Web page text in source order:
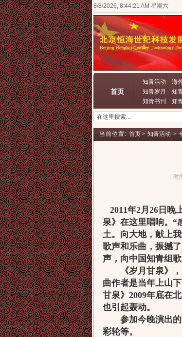
8/8/2026, 8:44:22 AM 星期六
首页
知青活动 海
知青岁月
知
知青书刊
知
当前位置: 首页> 知青活动 >
时
2011年2月26日晚
泉》在这里唱响。“
土。向大地，献上
歌声和乐曲，振撼
声，向中国知青组
《岁月甘泉》，
曲作者是当年上山
甘泉》2009年底在
也引起轰动。
参加今晚演出的
彩轮等。